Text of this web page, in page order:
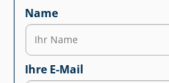
Name
Ihre E-Mail